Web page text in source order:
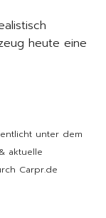
heute eine
unter dem
aktuelle
Carpr.de